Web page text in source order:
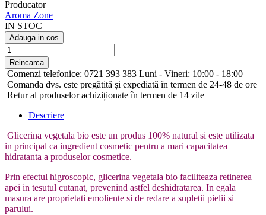
Producator
Aroma Zone
IN STOC
Adauga in cos
Comenzi telefonice: 0721 393 383 Luni - Vineri: 10:00 - 18:00
Comanda dvs. este pregătită și expediată în termen de 24-48 de ore
Retur al produselor achiziționate în termen de 14 zile
Descriere
Glicerina vegetala bio este un produs 100% natural si este utilizata
in principal ca ingredient cosmetic pentru a mari capacitatea
hidratanta a produselor cosmetice.
Prin efectul higroscopic, glicerina vegetala bio faciliteaza retinerea
apei in tesutul cutanat, prevenind astfel deshidratarea. In egala
masura are proprietati emoliente si de redare a supletii pielii si
parului.